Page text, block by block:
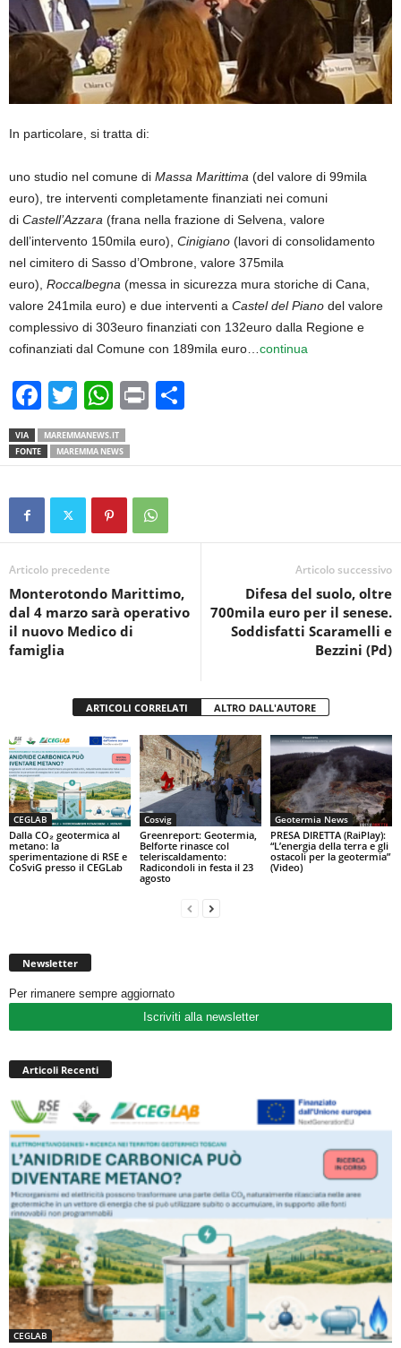
In particolare, si tratta di:
uno studio nel comune di Massa Marittima (del valore di 99mila
euro), tre interventi completamente finanziati nei comuni
di Castell’Azzara (frana nella frazione di Selvena, valore
dell’intervento 150mila euro), Cinigiano (lavori di consolidamento
nel cimitero di Sasso d’Ombrone, valore 375mila
euro), Roccalbegna (messa in sicurezza mura storiche di Cana,
valore 241mila euro) e due interventi a Castel del Piano del valore
complessivo di 303euro finanziati con 132euro dalla Regione e
cofinanziati dal Comune con 189mila euro… continua
F
a
c
b
o
o
k
T
wi
tt
W
h
at
A
p
Pr
di
VIA
MAREMMANEWS.IT
FONTE
MAREMMA NEWS
Articolo precedente
Monterotondo Marittimo,
dal 4 marzo sarà operativo
il nuovo Medico di
famiglia
Articolo successivo
Difesa del suolo, oltre
700mila euro per il senese.
Soddisfatti Scaramelli e
Bezzini (Pd)
ARTICOLI CORRELATI ALTRO DALL'AUTORE
CEGLAB
Dalla CO₂ geotermica al
metano: la
sperimentazione di RSE e
CoSviG presso il CEGLab
Cosvig
Greenreport: Geotermia,
Belforte rinasce col
teleriscaldamento:
Radicondoli in festa il 23
agosto
Geotermia News
PRESA DIRETTA (RaiPlay):
“L’energia della terra e gli
ostacoli per la geotermia”
(Video)
Newsletter
Per rimanere sempre aggiornato
Iscriviti alla newsletter
Articoli Recenti
CEGLAB